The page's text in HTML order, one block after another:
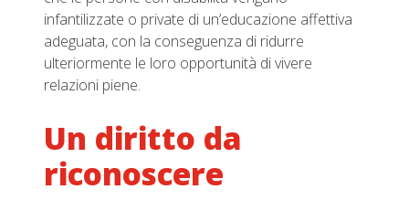
infantilizzate o private di un’educazione affettiva
adeguata, con la conseguenza di ridurre
ulteriormente le loro opportunità di vivere
relazioni piene.
Un diritto da
riconoscere